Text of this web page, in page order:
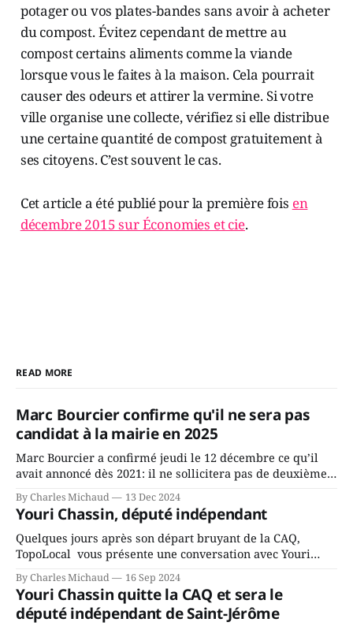
potager ou vos plates-bandes sans avoir à acheter
du compost. Évitez cependant de mettre au
compost certains aliments comme la viande
lorsque vous le faites à la maison. Cela pourrait
causer des odeurs et attirer la vermine. Si votre
ville organise une collecte, vérifiez si elle distribue
une certaine quantité de compost gratuitement à
ses citoyens. C’est souvent le cas.
Cet article a été publié pour la première fois en
décembre 2015 sur Économies et cie.
READ MORE
Marc Bourcier confirme qu'il ne sera pas
candidat à la mairie en 2025
Marc Bourcier a confirmé jeudi le 12 décembre ce qu’il
avait annoncé dès 2021: il ne sollicitera pas de deuxième
mandat à titre de maire de Saint-Jérôme. Bourcier en a
fait l’annonce en s’adressant aux employés de la ville,
rassemblés en soirée pour leur traditionnel souper
By Charles Michaud 13 Dec 2024
Youri Chassin, député indépendant
Quelques jours après son départ bruyant de la CAQ,
TopoLocal vous présente une conversation avec Youri
Chassin. Nous avons causé de sa décision. Y songeait-il
depuis longtemps? Sera-t-il candidat indépendant dans 2
ans? Joindrait-il un autre parti, par exemple les
conservateurs d’Éric Duhaime? Que lui
By Charles Michaud 16 Sep 2024
Youri Chassin quitte la CAQ et sera le
député indépendant de Saint-Jérôme